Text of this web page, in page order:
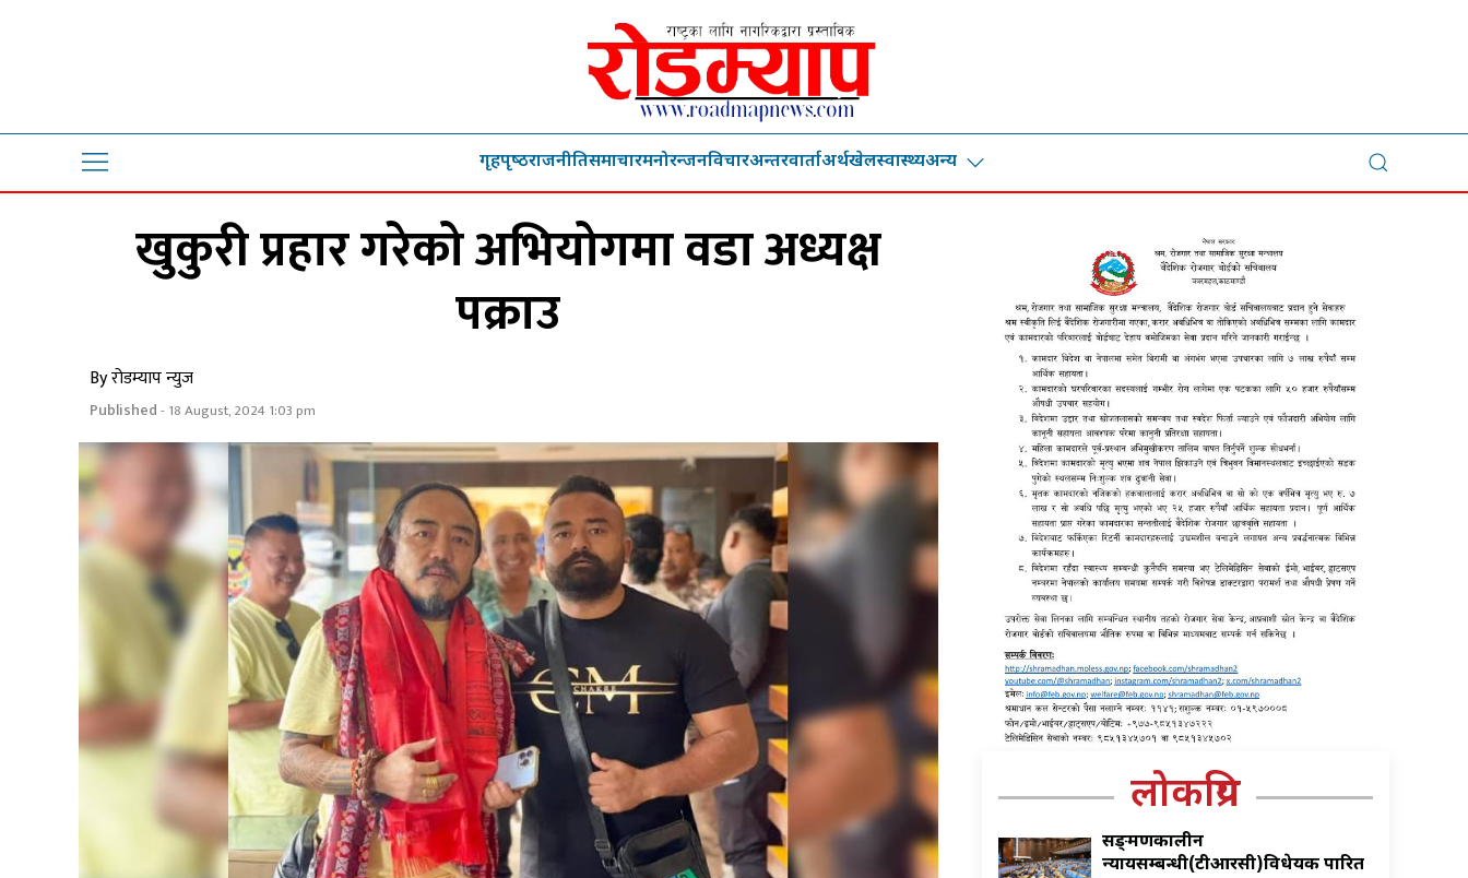
गृहपृष्‍ठराजनीतिसमाचारमनोरन्जनविचारअन्तरवार्ताअर्थखेलस्वास्थ्यअन्य
खुकुरी प्रहार गरेको अभियोगमा वडा अध्यक्ष
पक्राउ
By रोडम्याप न्युज
Published- 18 August, 2024 1:03 pm
लोकप्रिय
सङ्क्रमणकालीन
न्यायसम्बन्धी(टीआरसी)विधेयक पारित